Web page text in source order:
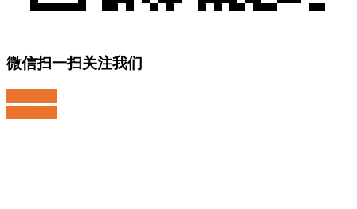
微信扫一扫关注我们